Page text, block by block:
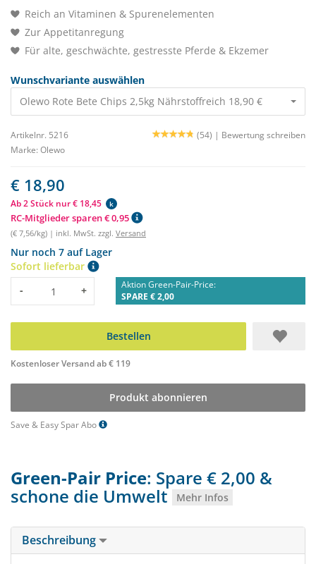
Reich an Vitaminen & Spurenelementen
Zur Appetitanregung
Für alte, geschwächte, gestresste Pferde & Ekzemer
Wunschvariante auswählen
Olewo Rote Bete Chips 2,5kg Nährstoffreich 18,90 €
Artikelnr. 5216 (54) | Bewertung schreiben
Marke: Olewo
€ 18,90
Ab 2 Stück nur € 18,45 k
RC-Mitglieder sparen € 0,95
(€ 7,56/kg) | inkl. MwSt. zzgl. Versand
Nur noch 7 auf Lager
Sofort lieferbar
Menge
- +
Aktion Green-Pair-Price:
SPARE € 2,00
Bestellen
Kostenloser Versand ab € 119
Produkt abonnieren
Save & Easy Spar Abo
Green-Pair Price: Spare € 2,00 &
schone die Umwelt Mehr Infos
Beschreibung